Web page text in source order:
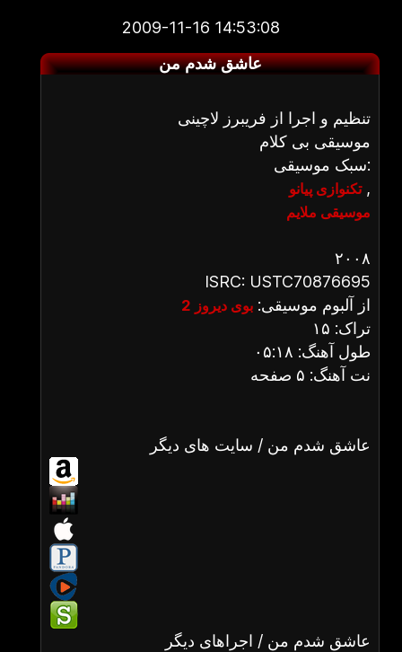
2009-11-16 14:53:08
عاشق شدم من
تنظیم و اجرا از فریبرز لاچینی
موسیقی بی کلام
سبک موسیقی:
تکنوازی پیانو,
موسیقی ملایم
۲۰۰۸
ISRC: USTC70876695
از آلبوم موسیقی: بوی دیروز 2
تراک: ۱۵
طول آهنگ: ۰۵:۱۸
نت آهنگ: ۵ صفحه
عاشق شدم من / سایت های دیگر
عاشق شدم من / اجراهای دیگر